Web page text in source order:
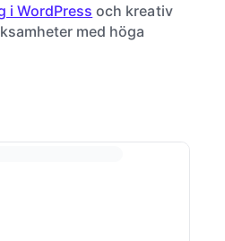
i WordPress och kreativ
med höga